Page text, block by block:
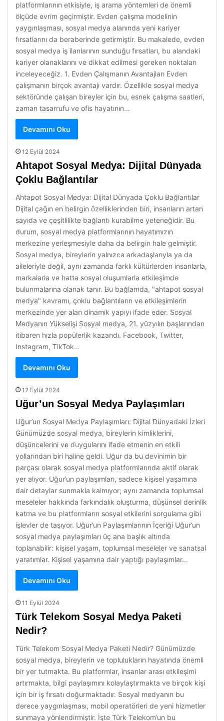
platformlarının etkisiyle, iş arama yöntemleri de önemli
ölçüde evrim geçirmiştir. Evden çalışma modelinin
yaygınlaşması, sosyal medya alanında yeni kariyer
fırsatlarını da beraberinde getirmiştir. Bu makalede, evden
sosyal medya iş ilanlarının sunduğu fırsatları, bu alandaki
kariyer olanaklarını ve dikkat edilmesi gereken noktaları
inceleyeceğiz. 1. Evden Çalışmanın Avantajları Evden
çalışmanın birçok avantajı vardır. Özellikle sosyal medya
sektöründe çalışan bireyler için bu, esnek çalışma saatleri,
zaman tasarrufu ve ofis hayatının…
Devamını Oku
12 Eylül 2024
Ahtapot Sosyal Medya: Dijital Dünyada
Çoklu Bağlantılar
Ahtapot Sosyal Medya: Dijital Dünyada Çoklu Bağlantılar
Dijital çağın en belirgin özelliklerinden biri, insanların artan
sayıda ve çeşitlilikte bağlantı kurabilme yeteneğidir. Bu
durum, sosyal medya platformlarının hayatımızın
merkezine yerleşmesiyle daha da belirgin hale gelmiştir.
Sosyal medya, bireylerin yalnızca arkadaşlarıyla ya da
aileleriyle değil, aynı zamanda farklı kültürlerden insanlarla,
markalarla ve hatta sosyal oluşumlarla etkileşimde
bulunmalarına olanak tanır. Bu bağlamda, "ahtapot sosyal
medya" kavramı, çoklu bağlantıların ve etkileşimlerin
merkezinde yer alan dinamik yapıyı ifade eder. Sosyal
Medyanın Yükselişi Sosyal medya, 21. yüzyılın başlarından
itibaren hızla popülerlik kazandı. Facebook, Twitter,
Instagram, TikTok…
Devamını Oku
12 Eylül 2024
Uğur’un Sosyal Medya Paylaşımları
Uğur’un Sosyal Medya Paylaşımları: Dijital Dünyadaki İzleri
Günümüzde sosyal medya, bireylerin kimliklerini,
düşüncelerini ve duygularını ifade etmenin en etkili
yollarından biri haline geldi. Uğur da bu devinimin bir
parçası olarak sosyal medya platformlarında aktif olarak
yer alıyor. Uğur’un paylaşımları, sadece kişisel yaşamına
dair detaylar sunmakla kalmıyor; aynı zamanda toplumsal
meseleler hakkında farkındalık oluşturma, düşünsel derinlik
katma ve bu platformların sosyal etkilerini sorgulama gibi
işlevler de taşıyor. Uğur’un Paylaşımlarının İçeriği Uğur’un
sosyal medya paylaşımları üç ana başlık altında
toplanabilir: kişisel yaşam, toplumsal meseleler ve sanatsal
yaratımlar. Kişisel yaşamına dair yaptığı paylaşımlar…
Devamını Oku
11 Eylül 2024
Türk Telekom Sosyal Medya Paketi
Nedir?
Türk Telekom Sosyal Medya Paketi Nedir? Günümüzde
sosyal medya, bireylerin ve toplulukların hayatında önemli
bir yer tutmakta. Bu platformlar, insanlar arası etkileşimi
artırmakta, bilgi paylaşımını kolaylaştırmakta ve birçok kişi
için bir iş fırsatı doğurmaktadır. Sosyal medyanın bu
derece yaygınlaşması, mobil operatörleri de yeni hizmetler
sunmaya yönlendirmiştir. İşte Türk Telekom’un bu